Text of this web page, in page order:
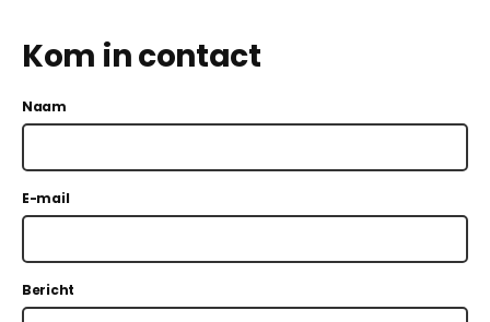
Kom in contact
Naam
E-mail
Bericht